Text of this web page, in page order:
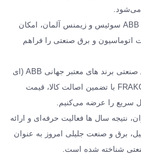
می‌شود.
برق و صنعت جلیلی به عنوان نماینده ABB سوئیس و زیمنس آلمان، امکان
اتوماسیون و برق صنعتی را فراهم
ما مجموعه‌ای کامل از محصولات برق صنعتی برند های معتبر جهانی ABB (ای
بی بی)، زیمنس، اشنایدر الکتریک و FRAKO با تضمین اصالت کالا، قیمت
سریع را عرضه می‌کنیم.
نتیجه سال ها فعالیت حرفه‌ای و ارائه
برق و صنعت جلیلی امروز به عنوان
شناخته شده است.